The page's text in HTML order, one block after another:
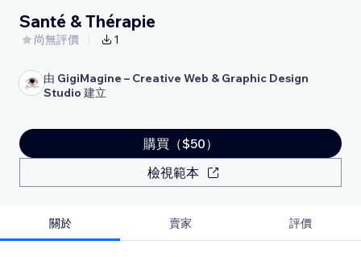
Santé & Thérapie
尚無評價 1
由 GigiMagine – Creative Web & Graphic Design
Studio 建立
購買（$50）
檢視範本
關於 賣家 評價